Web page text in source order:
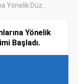
Yönelik Düz...
Yönelik
Başladı.